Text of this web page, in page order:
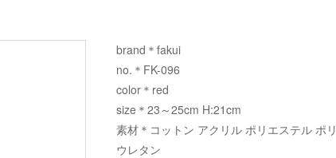
brand＊fakui
no.＊FK-096
color＊red
size＊23～25cm H:21cm
素材＊コットン アクリル ポリエステル ポリ
ウレタン